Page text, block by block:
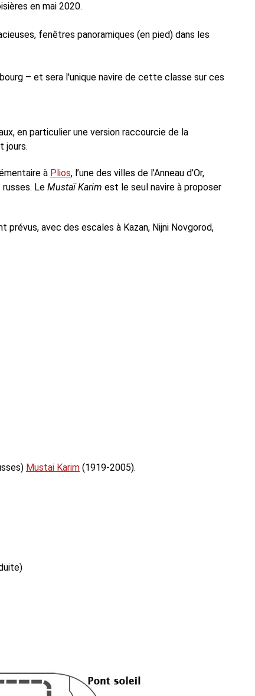
en mai 2020.
fenêtres panoramiques (en pied) dans les
– et sera l'unique navire de cette classe sur ces
en particulier une version raccourcie de la
jours.
à Plios, l’une des villes de l’Anneau d’Or,
Le Mustaï Karim est le seul navire à proposer
prévus, avec des escales à Kazan, Nijni Novgorod,
Mustai Karim (1919-2005).